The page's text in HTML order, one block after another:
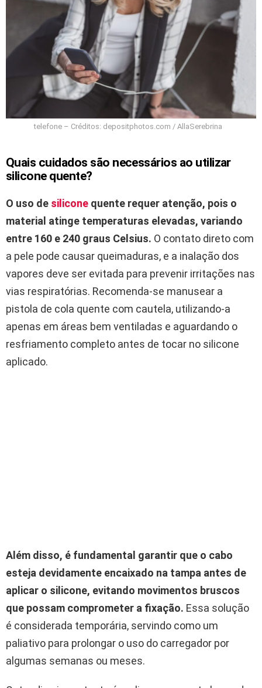
telefone – Créditos: depositphotos.com / AllaSerebrina
Quais cuidados são necessários ao utilizar
silicone quente?
O uso de silicone quente requer atenção, pois o
material atinge temperaturas elevadas, variando
entre 160 e 240 graus Celsius. O contato direto com
a pele pode causar queimaduras, e a inalação dos
vapores deve ser evitada para prevenir irritações nas
vias respiratórias. Recomenda-se manusear a
pistola de cola quente com cautela, utilizando-a
apenas em áreas bem ventiladas e aguardando o
resfriamento completo antes de tocar no silicone
aplicado.
Além disso, é fundamental garantir que o cabo
esteja devidamente encaixado na tampa antes de
aplicar o silicone, evitando movimentos bruscos
que possam comprometer a fixação. Essa solução
é considerada temporária, servindo como um
paliativo para prolongar o uso do carregador por
algumas semanas ou meses.